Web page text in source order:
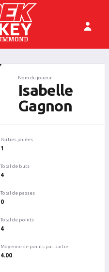
Nom du joueur
Isabelle
Gagnon
Parties jouées
1
Total de buts
4
Total de passes
0
Total de points
4
Moyenne de points par partie
4.00